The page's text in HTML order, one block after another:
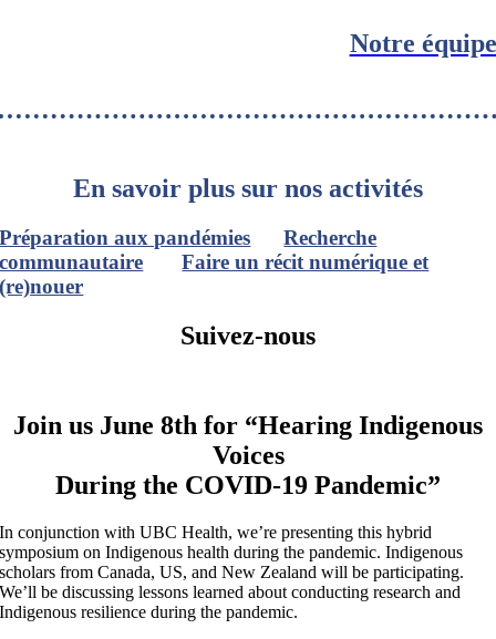
Notre équipe
En savoir plus sur nos activités
Préparation aux pandémies
Recherche
communautaire
Faire un récit numérique et
(re)nouer
Suivez-nous
Join us June 8th for “Hearing Indigenous
Voices
During the COVID-19 Pandemic”
In conjunction with UBC Health, we’re presenting this hybrid
symposium on Indigenous health during the pandemic. Indigenous
scholars from Canada, US, and New Zealand will be participating.
We’ll be discussing lessons learned about conducting research and
Indigenous resilience during the pandemic.